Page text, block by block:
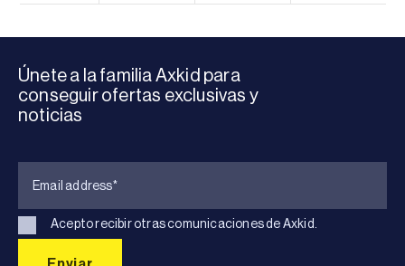
Únete a la familia Axkid para
conseguir ofertas exclusivas y
noticias
Acepto recibir otras comunicaciones de Axkid.